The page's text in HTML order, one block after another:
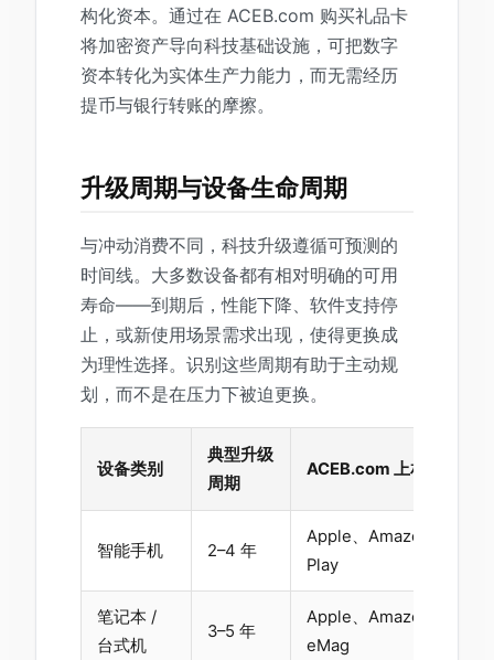
构化资本。通过在 ACEB.com 购买礼品卡
将加密资产导向科技基础设施，可把数字
资本转化为实体生产力能力，而无需经历
提币与银行转账的摩擦。
升级周期与设备生命周期
与冲动消费不同，科技升级遵循可预测的
时间线。大多数设备都有相对明确的可用
寿命——到期后，性能下降、软件支持停
止，或新使用场景需求出现，使得更换成
为理性选择。识别这些周期有助于主动规
划，而不是在压力下被迫更换。
设备类别
典型升级
周期
ACEB.com 上相关品牌
智能手机 2–4 年
Apple、Amazon、
Play
笔记本 /
台式机
3–5 年
Apple、Amazon、
eMag